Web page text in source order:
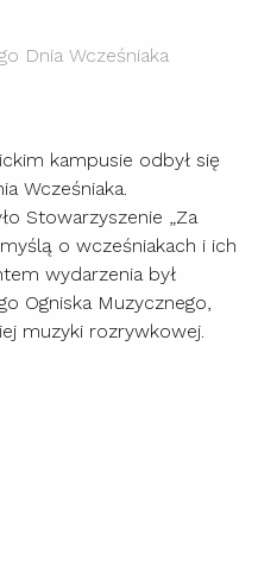
Dnia Wcześniaka
kampusie odbył się
Wcześniaka.
Stowarzyszenie „Za
o wcześniakach i ich
wydarzenia był
Ogniska Muzycznego,
muzyki rozrywkowej.